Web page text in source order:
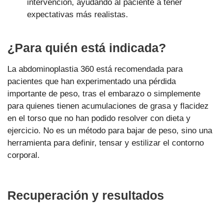
intervención, ayudando al paciente a tener
expectativas más realistas.
¿Para quién está indicada?
La abdominoplastia 360 está recomendada para
pacientes que han experimentado una pérdida
importante de peso, tras el embarazo o simplemente
para quienes tienen acumulaciones de grasa y flacidez
en el torso que no han podido resolver con dieta y
ejercicio. No es un método para bajar de peso, sino una
herramienta para definir, tensar y estilizar el contorno
corporal.
Recuperación y resultados